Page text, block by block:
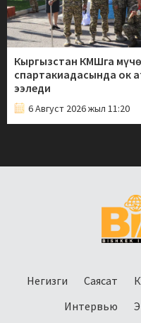
Кыргызстан КМШга
спартакиадасында ок
ээледи
6 Август 2026 жыл 11:20
Негизги Саясат
Интервью